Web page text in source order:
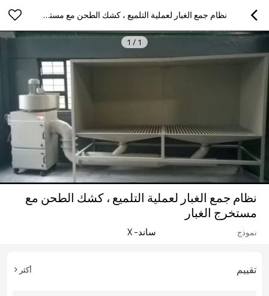
نظام جمع الغبار لعملية التلميع ، كشك الطحن مع مستخرج الغبار
1
/
1
نظام جمع الغبار لعملية التلميع ، كشك الطحن مع
مستخرج الغبار
نموذج ساند- X
تقييم أكثر